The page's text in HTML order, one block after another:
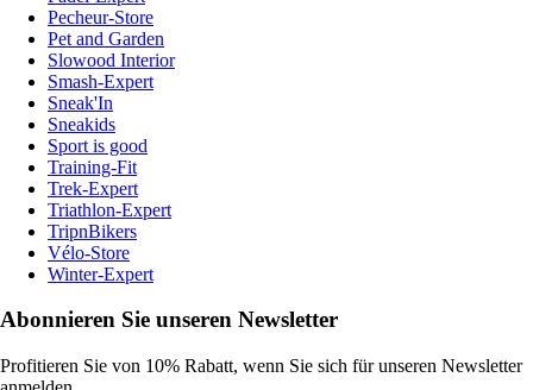
Pecheur-Store
Pet and Garden
Slowood Interior
Smash-Expert
Sneak'In
Sneakids
Sport is good
Training-Fit
Trek-Expert
Triathlon-Expert
TripnBikers
Vélo-Store
Winter-Expert
Abonnieren Sie unseren Newsletter
Profitieren Sie von 10% Rabatt, wenn Sie sich für unseren Newsletter